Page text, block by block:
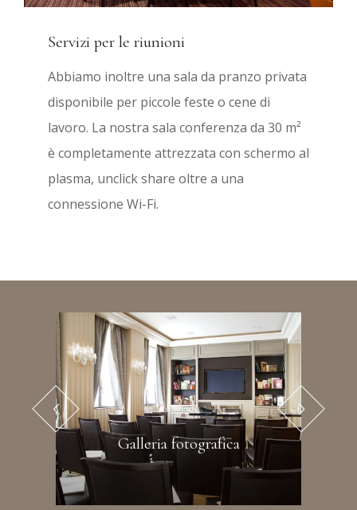
Servizi per le riunioni
Abbiamo inoltre una sala da pranzo privata
disponibile per piccole feste o cene di
lavoro. La nostra sala conferenza da 30 m²
è completamente attrezzata con schermo al
plasma, unclick share oltre a una
connessione Wi-Fi.
Galleria fotografica